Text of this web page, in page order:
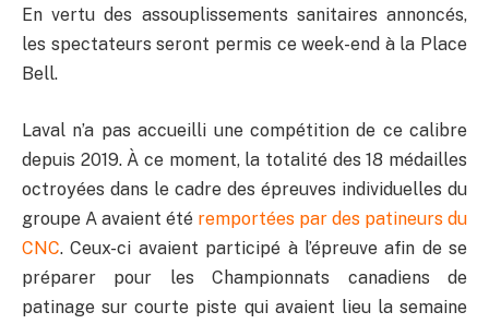
En vertu des assouplissements sanitaires annoncés,
les spectateurs seront permis ce week-end à la Place
Bell.
Laval n’a pas accueilli une compétition de ce calibre
depuis 2019. À ce moment, la totalité des 18 médailles
octroyées dans le cadre des épreuves individuelles du
groupe A avaient été remportées par des patineurs du
CNC. Ceux-ci avaient participé à l’épreuve afin de se
préparer pour les Championnats canadiens de
patinage sur courte piste qui avaient lieu la semaine